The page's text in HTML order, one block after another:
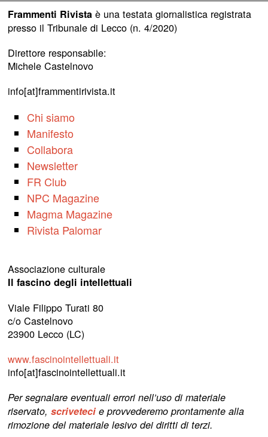
Frammenti Rivistaè una testata giornalistica registrata
presso il Tribunale di Lecco (n. 4/2020)
Direttore responsabile:
Michele Castelnovo
info[at]frammentirivista.it
Chi siamo
Manifesto
Collabora
Newsletter
FR Club
NPC Magazine
Magma Magazine
Rivista Palomar
Associazione culturale
Il fascino degli intellettuali
Viale Filippo Turati 80
c/o Castelnovo
23900 Lecco (LC)
www.fascinointellettuali.it
info[at]fascinointellettuali.it
Per segnalare eventuali errori nell’uso di materiale
riservato,scriveteci e provvederemo prontamente alla
rimozione del materiale lesivo dei diritti di terzi.